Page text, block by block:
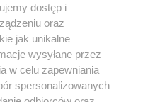
dostęp i
oraz
jak unikalne
wysyłane przez
w celu zapewniania
spersonalizowanych